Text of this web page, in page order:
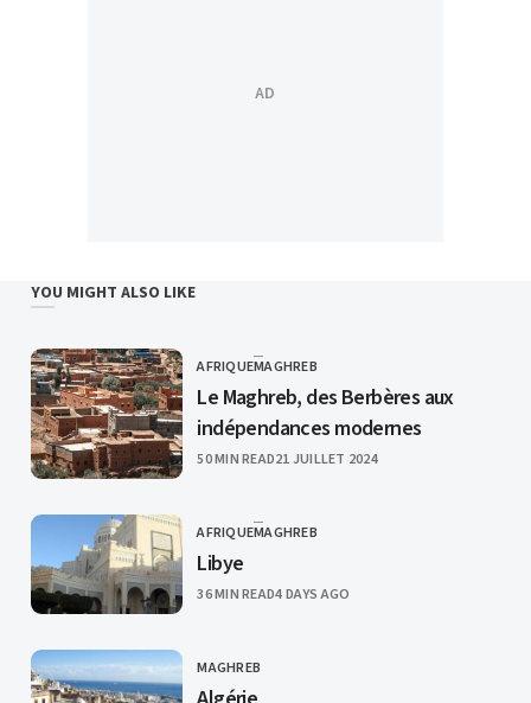
YOU MIGHT ALSO LIKE
CATEGORY
AFRIQUEMAGHREB
Le Maghreb, des Berbères aux
indépendances modernes
50 MIN READPUBLISHED
21 JUILLET 2024
CATEGORY
AFRIQUEMAGHREB
Libye
36 MIN READPUBLISHED
4 DAYS AGO
CATEGORY
MAGHREB